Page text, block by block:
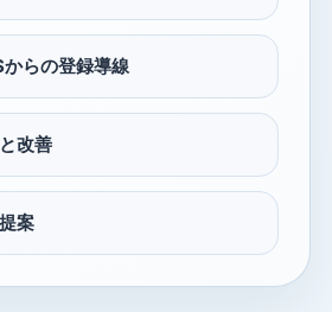
らの登録導線
改善
案